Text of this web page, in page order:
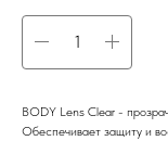
BODY Lens Clear -
Обеспечивает защиту и